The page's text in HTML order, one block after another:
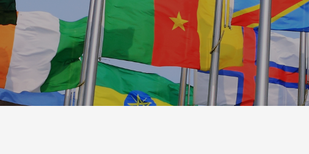
Zealand
/ 其他 Others
學士碩士